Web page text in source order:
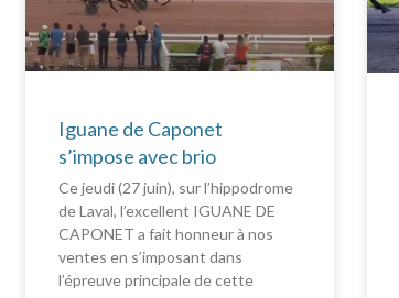
Iguane de Caponet
s’impose avec brio
Ce jeudi (27 juin), sur l’hippodrome
de Laval, l’excellent IGUANE DE
CAPONET a fait honneur à nos
ventes en s’imposant dans
l’épreuve principale de cette